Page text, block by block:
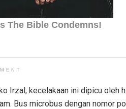
Irzal, kecelakaan ini dipicu oleh
Bus microbus dengan nomor